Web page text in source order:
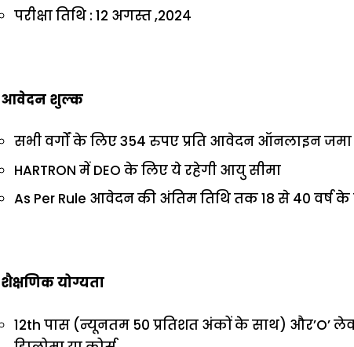
परीक्षा तिथि : 12 अगस्त ,2024
आवेदन शुल्क
सभी वर्गों के लिए 354 रुपए प्रति आवेदन ऑनलाइन
HARTRON में DEO के लिए ये रहेगी आयु सीमा
As Per Rule आवेदन की अंतिम तिथि तक 18 से 40
शैक्षणिक योग्यता
12th पास (न्यूनतम 50 प्रतिशत अंकों के साथ) और’O’